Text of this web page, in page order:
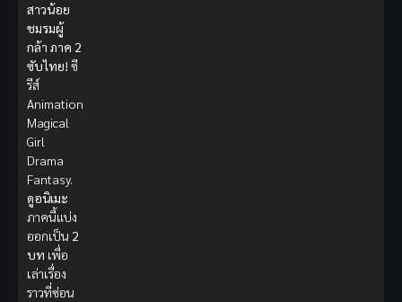
สาวน้อย
ชมรมผู้
กล้า ภาค 2
ซับไทย! ซี
รีส์
Animation
Magical
Girl
Drama
Fantasy.
ดูอนิเมะ
ภาคนี้แบ่ง
ออกเป็น 2
บท เพื่อ
เล่าเรื่อง
ราวที่ซ่อน